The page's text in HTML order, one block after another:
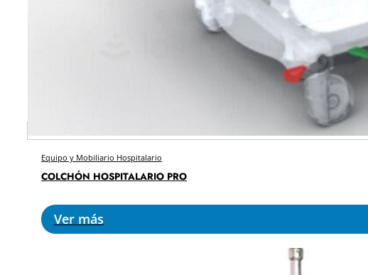
Equipo y Mobiliario Hospitalario
COLCHÓN HOSPITALARIO PRO
Ver más